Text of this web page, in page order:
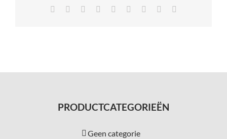
Facebook Reddit LinkedIn
TumblrPinterest Xing
PRODUCTCATEGORIEËN
Geen categorie